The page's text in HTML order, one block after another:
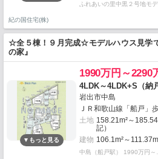
ふれあいの里中黒２号地モ
紀の国住宅(株)
☆全５棟！９月完成☆モデルハウス見学
の家』
1990万円～2290
4LDK～4LDK+S（納
岩出市中島
ＪＲ和歌山線「船戸」
土地 158.21m²～
記）
建物 106.1m²～
中島（船戸駅） 1990万円～